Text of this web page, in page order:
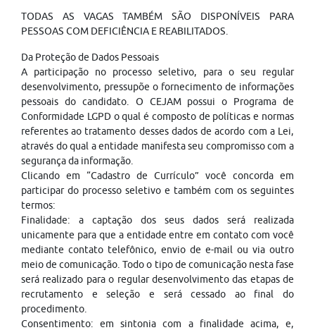
TODAS AS VAGAS TAMBÉM SÃO DISPONÍVEIS PARA
PESSOAS COM DEFICIÊNCIA E REABILITADOS.
Da Proteção de Dados Pessoais
A participação no processo seletivo, para o seu regular
desenvolvimento, pressupõe o fornecimento de informações
pessoais do candidato. O CEJAM possui o Programa de
Conformidade LGPD o qual é composto de políticas e normas
referentes ao tratamento desses dados de acordo com a Lei,
através do qual a entidade manifesta seu compromisso com a
segurança da informação.
Clicando em “Cadastro de Currículo” você concorda em
participar do processo seletivo e também com os seguintes
termos:
Finalidade: a captação dos seus dados será realizada
unicamente para que a entidade entre em contato com você
mediante contato telefônico, envio de e-mail ou via outro
meio de comunicação. Todo o tipo de comunicação nesta fase
será realizado para o regular desenvolvimento das etapas de
recrutamento e seleção e será cessado ao final do
procedimento.
Consentimento: em sintonia com a finalidade acima, e,